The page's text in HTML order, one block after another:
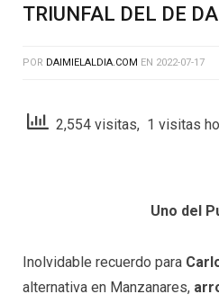
TRIUNFAL DEL DE
POR DAIMIELALDIA.COM EN 2022-07-17
2,554 visitas, 1 visitas
Uno del
Inolvidable recuerdo para
alternativa en Manzanares,